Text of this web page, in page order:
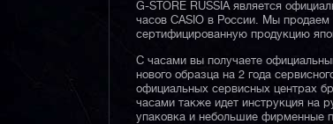
G-STORE RUSSIA является
часов CASIO в России. Мы продаем
сертифицированную продукцию
С часами вы получаете
нового образца на 2 года
официальных сервисных центрах
часами также идет инструкция на
упаковка и небольшие фирменные